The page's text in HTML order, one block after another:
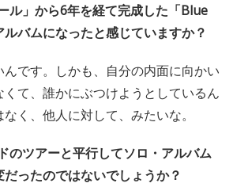
ル」から6年を経て完成した「Blue
バムになったと感じていますか？
です。しかも、自分の内面に向かい
て、誰かにぶつけようとしているん
く、他人に対して、みたいな。
のツアーと平行してソロ・アルバム
ったのではないでしょうか？